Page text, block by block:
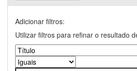
Adicionar filtros:
Utilizar filtros para refinar o resultado